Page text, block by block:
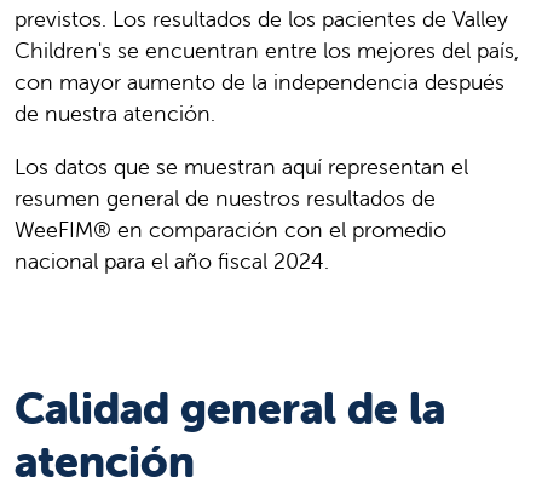
previstos. Los resultados de los pacientes de Valley
Children's se encuentran entre los mejores del país,
con mayor aumento de la independencia después
de nuestra atención.
Los datos que se muestran aquí representan el
resumen general de nuestros resultados de
WeeFIM® en comparación con el promedio
nacional para el año fiscal 2024.
Calidad general de la
atención